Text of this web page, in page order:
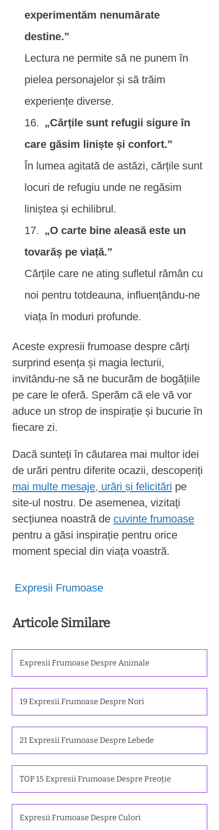
experimentăm nenumărate
destine.”
Lectura ne permite să ne punem în
pielea personajelor și să trăim
experiențe diverse.
„Cărțile sunt refugii sigure în
care găsim liniște și confort.”
În lumea agitată de astăzi, cărțile sunt
locuri de refugiu unde ne regăsim
liniștea și echilibrul.
„O carte bine aleasă este un
tovarăș pe viață.”
Cărțile care ne ating sufletul rămân cu
noi pentru totdeauna, influențându-ne
viața în moduri profunde.
Aceste expresii frumoase despre cărți
surprind esența și magia lecturii,
invitându-ne să ne bucurăm de bogățiile
pe care le oferă. Sperăm că ele vă vor
aduce un strop de inspirație și bucurie în
fiecare zi.
Dacă sunteți în căutarea mai multor idei
de urări pentru diferite ocazii, descoperiți
mai multe mesaje, urări și felicitări pe
site-ul nostru. De asemenea, vizitați
secțiunea noastră de cuvinte frumoase
pentru a găsi inspirație pentru orice
moment special din viața voastră.
Expresii Frumoase
Articole Similare
Expresii Frumoase Despre Animale
19 Expresii Frumoase Despre Nori
21 Expresii Frumoase Despre Lebede
TOP 15 Expresii Frumoase Despre Preoție
Expresii Frumoase Despre Culori